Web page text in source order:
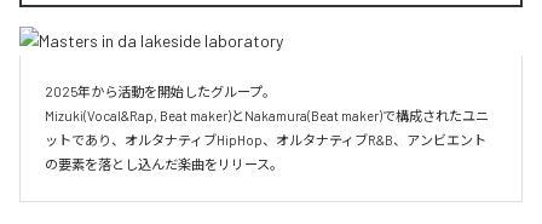
2025年から活動を開始したグループ。
Mizuki(Vocal&Rap, Beat maker)とNakamura(Beat maker)で構成されたユニ
ットであり、オルタナティブHipHop、オルタナティブR&B、アンビエント